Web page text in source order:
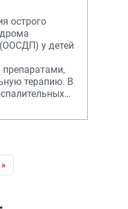
острого
у детей
терапию. В
»